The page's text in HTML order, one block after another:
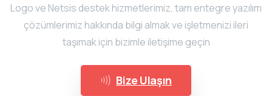
Logo ve Netsis destek hizmetlerimiz, tam entegre yazılım
çözümlerimiz hakkında bilgi almak ve işletmenizi ileri
taşımak için bizimle iletişime geçin
Bize Ulaşın